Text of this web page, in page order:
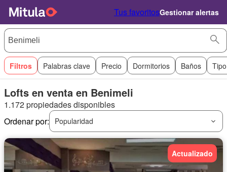
Tus favoritosGestionar alertas
Filtros Palabras clave Precio Dormitorios Baños
Lofts en venta en Benimeli
1.172 propiedades disponibles
Ordenar por:
Popularidad
Actualizado